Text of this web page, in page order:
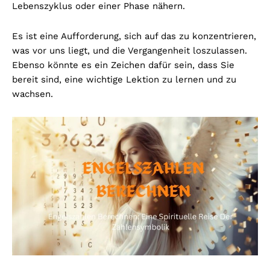
Lebenszyklus oder einer Phase nähern.
Es ist eine Aufforderung, sich auf das zu konzentrieren,
was vor uns liegt, und die Vergangenheit loszulassen.
Ebenso könnte es ein Zeichen dafür sein, dass Sie
bereit sind, eine wichtige Lektion zu lernen und zu
wachsen.